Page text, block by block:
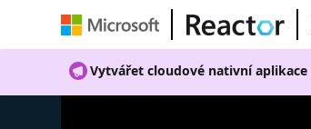
Vytvářet cloudové nativní aplikace